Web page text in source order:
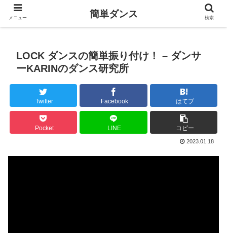
LOCK ダンスの簡単振り付け！ – ダンサ
ーKARINのダンス研究所
Twitter Facebook はてブ
Pocket LINE コピー
2023.01.18
メニュー 簡単ダンス 検索